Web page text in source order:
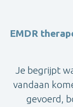
EMDR
Je begrijpt
vandaan
gevoerd,